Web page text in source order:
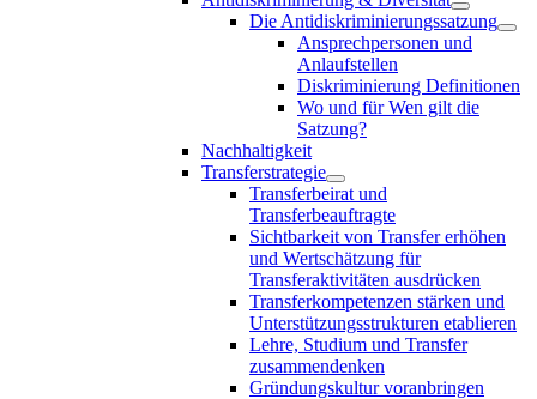
Die Antidiskriminierungssatzung
Ansprechpersonen und
Anlaufstellen
Diskriminierung Definitionen
Wo und für Wen gilt die
Satzung?
Nachhaltigkeit
Transferstrategie
Transferbeirat und
Transferbeauftragte
Sichtbarkeit von Transfer erhöhen
und Wertschätzung für
Transferaktivitäten ausdrücken
Transferkompetenzen stärken und
Unterstützungsstrukturen etablieren
Lehre, Studium und Transfer
zusammendenken
Gründungskultur voranbringen